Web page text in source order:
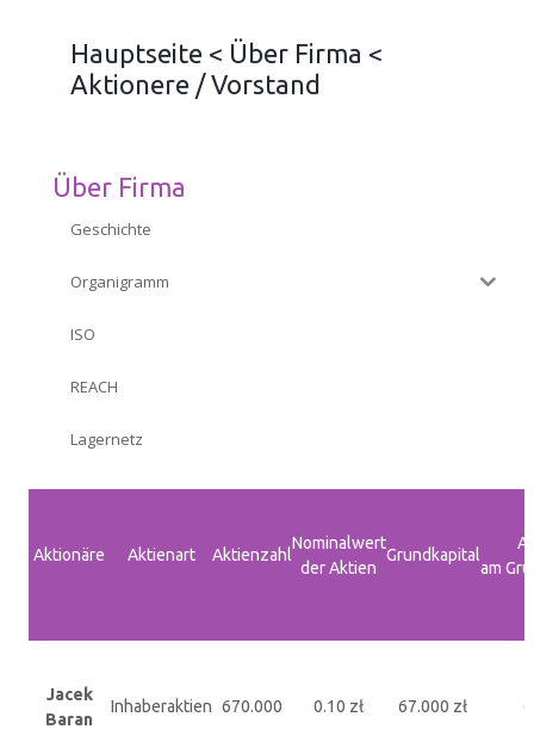
ZERTIFIKATEN
Hauptseite< Über Firma <
Aktionere / Vorstand
Über Firma
Geschichte
Organigramm
ISO
REACH
Lagernetz
Aktionäre Aktienart Aktienzahl
Nominalwert
der Aktien
Grundkapital
am
Jacek
Baran
Inhaberaktien 670.000 0.10 zł 67.000 zł